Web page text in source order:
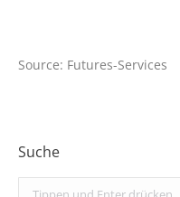
Source: Futures-Services
Suche
Search: